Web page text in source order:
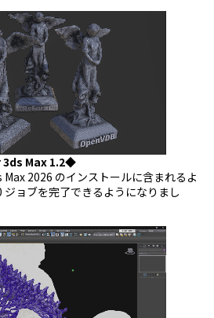
Max 1.2◆
2026 のインストールに含まれるよ
ジョブを完了できるようになりまし